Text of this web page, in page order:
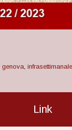
genova, infrasettimanale
Link